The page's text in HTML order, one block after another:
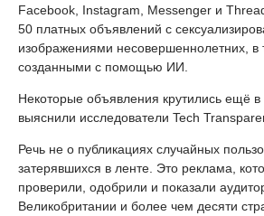
Facebook, Instagram, Messenger и
50 платных объявлений с
изображениями несовершеннолетних, в
созданными с помощью ИИ.
Некоторые объявления крутились ещё в
выяснили исследователи Tech
Речь не о публикациях случайных
затерявшихся в ленте. Это реклама,
проверили, одобрили и показали
Великобритании и более чем десяти